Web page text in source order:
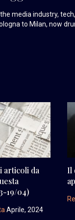
media industry,
to Milan, now
articoli da
19/04)
Aprile, 2024
Il